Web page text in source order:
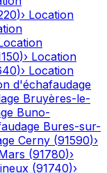
)› Location
)› Location
)› Location
d'échafaudage
Bruyères-le-
Buno-
Bures-sur-
Cerny (91590)›
(91780)›
(91740)›